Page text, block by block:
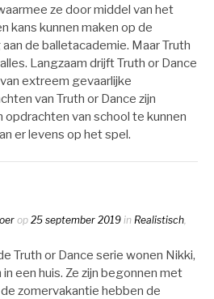
ze door middel van het
kans kunnen maken op de
de balletacademie. Maar Truth
Langzaam drijft Truth or Dance
extreem gevaarlijke
van Truth or Dance zijn
van school te kunnen
er levens op het spel.
op 25 september 2019 in Realistisch,
Truth or Dance serie wonen Nikki,
een huis. Ze zijn begonnen met
zomervakantie hebben de